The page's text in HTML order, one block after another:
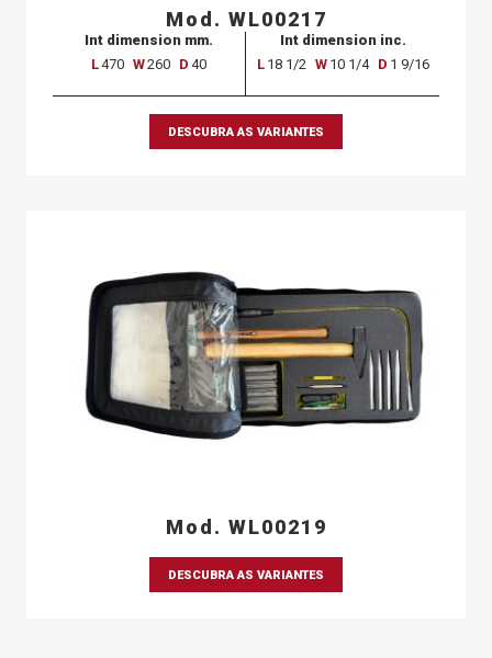
Mod. WL00217
Int dimension mm.
L470 W260 D 40
Int dimension inc.
L 18 1/2 W 10 1/4 D 1 9/16
DESCUBRA AS VARIANTES
Mod. WL00219
DESCUBRA AS VARIANTES